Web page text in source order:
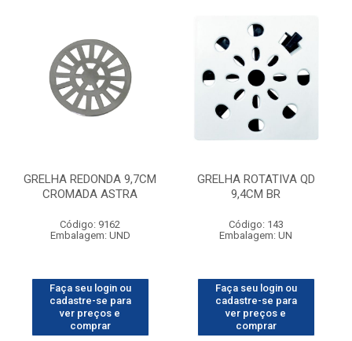
GRELHA REDONDA 9,7CM
CROMADA ASTRA
Código: 9162
Embalagem: UND
Faça seu login ou
cadastre-se para
ver preços e
comprar
GRELHA ROTATIVA QD
9,4CM BR
Código: 143
Embalagem: UN
Faça seu login ou
cadastre-se para
ver preços e
comprar